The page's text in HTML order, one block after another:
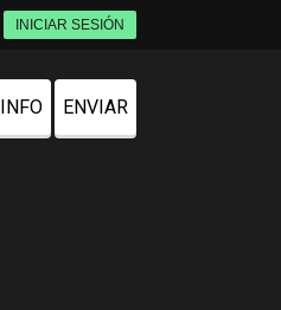
INICIAR SESIÓN
INFO ENVIAR